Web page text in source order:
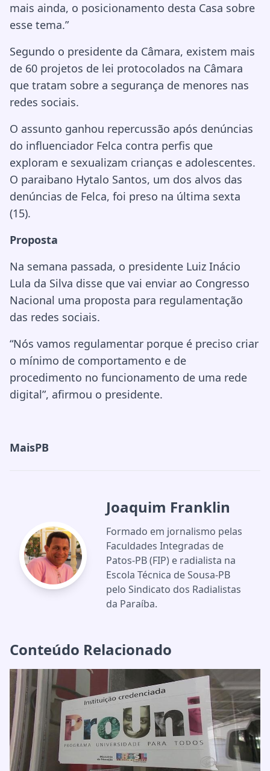
mais ainda, o posicionamento desta Casa sobre
esse tema.”
Segundo o presidente da Câmara, existem mais
de 60 projetos de lei protocolados na Câmara
que tratam sobre a segurança de menores nas
redes sociais.
O assunto ganhou repercussão após denúncias
do influenciador Felca contra perfis que
exploram e sexualizam crianças e adolescentes.
O paraibano Hytalo Santos, um dos alvos das
denúncias de Felca, foi preso na última sexta
(15).
Proposta
Na semana passada, o presidente Luiz Inácio
Lula da Silva disse que vai enviar ao Congresso
Nacional uma proposta para regulamentação
das redes sociais.
“Nós vamos regulamentar porque é preciso criar
o mínimo de comportamento e de
procedimento no funcionamento de uma rede
digital”, afirmou o presidente.
MaisPB
Joaquim Franklin
Formado em jornalismo pelas
Faculdades Integradas de
Patos-PB (FIP) e radialista na
Escola Técnica de Sousa-PB
pelo Sindicato dos Radialistas
da Paraíba.
Conteúdo Relacionado